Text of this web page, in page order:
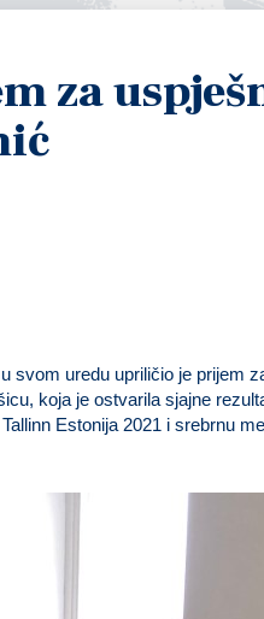
za
svom uredu upriličio je prijem
koja je ostvarila sjajne
Estonija 2021 i srebrnu